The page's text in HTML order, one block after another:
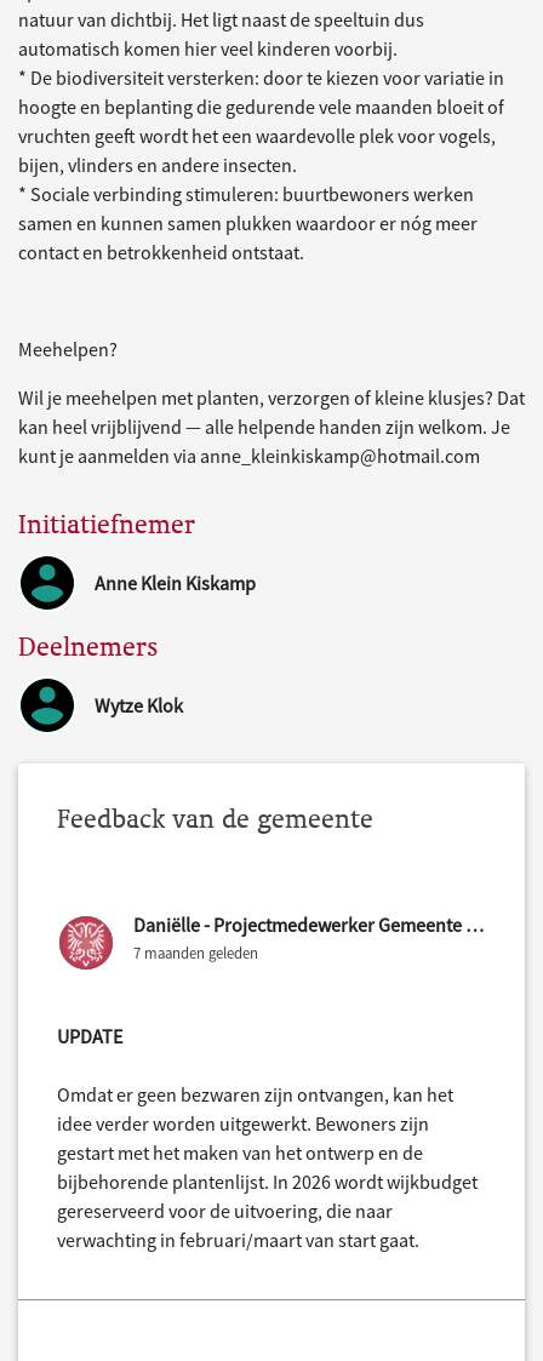
natuur van dichtbij. Het ligt naast de speeltuin dus
automatisch komen hier veel kinderen voorbij.
* De biodiversiteit versterken: door te kiezen voor variatie in
hoogte en beplanting die gedurende vele maanden bloeit of
vruchten geeft wordt het een waardevolle plek voor vogels,
bijen, vlinders en andere insecten.
* Sociale verbinding stimuleren: buurtbewoners werken
samen en kunnen samen plukken waardoor er nóg meer
contact en betrokkenheid ontstaat.
Meehelpen?
Wil je meehelpen met planten, verzorgen of kleine klusjes? Dat
kan heel vrijblijvend — alle helpende handen zijn welkom. Je
kunt je aanmelden via anne_kleinkiskamp@hotmail.com
Initiatiefnemer
Anne Klein Kiskamp
Deelnemers
Wytze Klok
Feedback van de gemeente
Daniëlle - Projectmedewerker Gemeente Nijmegen
7 maanden geleden
UPDATE
Omdat er geen bezwaren zijn ontvangen, kan het
idee verder worden uitgewerkt. Bewoners zijn
gestart met het maken van het ontwerp en de
bijbehorende plantenlijst. In 2026 wordt wijkbudget
gereserveerd voor de uitvoering, die naar
verwachting in februari/maart van start gaat.